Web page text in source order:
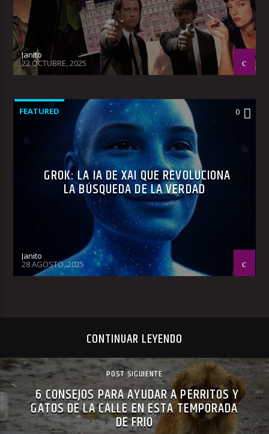
Janito
22 OCTUBRE, 2025
FEATURED 0
GROK: LA IA DE XAI QUE REVOLUCIONA
LA BÚSQUEDA DE LA VERDAD
Janito
28 AGOSTO, 2025
CONTINUAR LEYENDO
POST SIGUIENTE
6 CONSEJOS PARA AYUDAR A PERRITOS Y
GATOS DE LA CALLE EN ESTA TEMPORADA
DE FRIO